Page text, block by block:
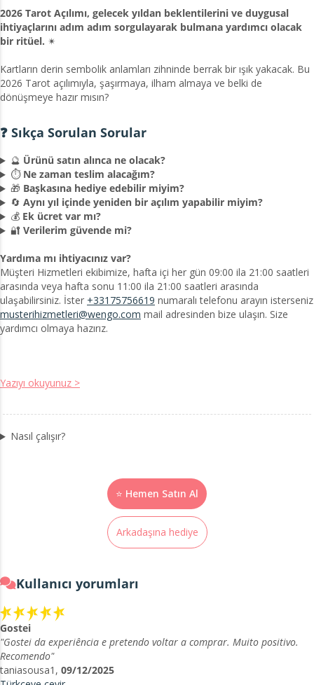
2026 Tarot Açılımı, gelecek yıldan beklentilerini ve duygusal
ihtiyaçlarını adım adım sorgulayarak bulmana yardımcı olacak
bir ritüel. ✴
Kartların derin sembolik anlamları zihninde berrak bir ışık yakacak. Bu
2026 Tarot açılımıyla, şaşırmaya, ilham almaya ve belki de
dönüşmeye hazır mısın?
❓ Sıkça Sorulan Sorular
🔮 Ürünü satın alınca ne olacak?
⏱️ Ne zaman teslim alacağım?
🎁 Başkasına hediye edebilir miyim?
🔄 Aynı yıl içinde yeniden bir açılım yapabilir miyim?
💰 Ek ücret var mı?
🔐 Verilerim güvende mi?
Yardıma mı ihtiyacınız var?
Müşteri Hizmetleri ekibimize, hafta içi her gün 09:00 ila 21:00 saatleri
arasında veya hafta sonu 11:00 ila 21:00 saatleri arasında
ulaşabilirsiniz. İster +33175756619 numaralı telefonu arayın isterseniz
musterihizmetleri@wengo.com
yardımcı olmaya hazırız.
Yazıyı okuyunuz >
Nasıl çalışır?
⭐ Hemen Satın Al
Arkadaşına hediye
Kullanıcı yorumları
Gostei
"Gostei da experiência e pretendo voltar a comprar. Muito positivo.
Recomendo"
taniasousa1, 09/12/2025